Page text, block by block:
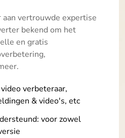
vertrouwde expertise
bekend om het
en gratis
verbeteraar,
& video's, etc
voor zowel